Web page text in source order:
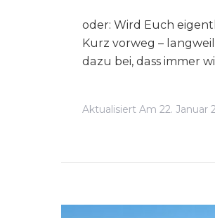
oder: Wird Euch
Kurz vorweg –
dazu bei, dass immer
Aktualisiert Am 22. Januar